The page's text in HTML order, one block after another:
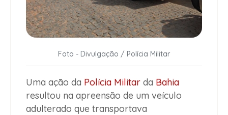
Foto - Divulgação / Polícia Militar
Uma ação da Polícia Militar da Bahia
resultou na apreensão de um veículo
adulterado que transportava